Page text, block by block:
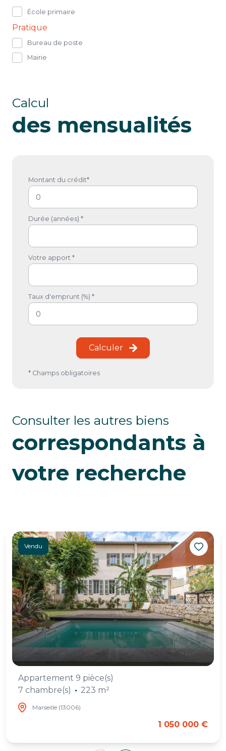
École primaire
Pratique
Bureau de poste
Mairie
Calcul
des mensualités
Montant du crédit*
Durée (années) *
Votre apport *
Taux d'emprunt (%) *
Calculer
* Champs obligatoires
Consulter les autres biens
correspondants à
votre recherche
Vendu
Appartement 9 pièce(s)
7 chambre(s)
223 m²
Marseille (13006)
1 050 000 €